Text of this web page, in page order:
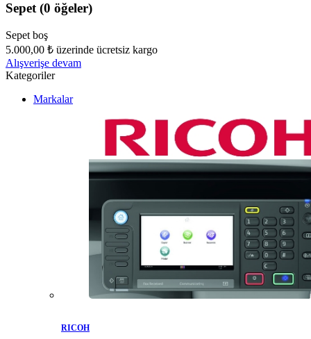
Sepet (0 öğeler)
Sepet boş
5.000,00 ₺ üzerinde ücretsiz kargo
Alışverişe devam
Kategoriler
Markalar
RICOH